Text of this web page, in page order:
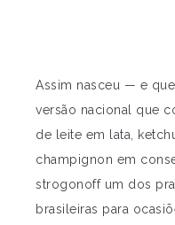
Assim nasceu — e
versão nacional que
de leite em lata,
champignon em
strogonoff um dos
brasileiras para